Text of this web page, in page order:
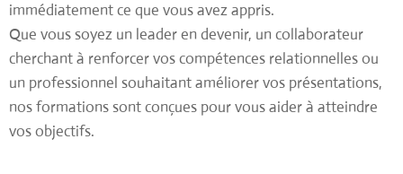
immédiatement ce que vous avez appris.
Que vous soyez un leader en devenir, un collaborateur
cherchant à renforcer vos compétences relationnelles ou
un professionnel souhaitant améliorer vos présentations,
nos formations sont conçues pour vous aider à atteindre
vos objectifs.